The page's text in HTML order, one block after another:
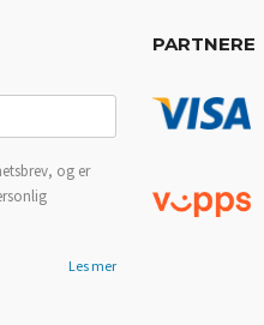
og er
Les mer
PARTNERE